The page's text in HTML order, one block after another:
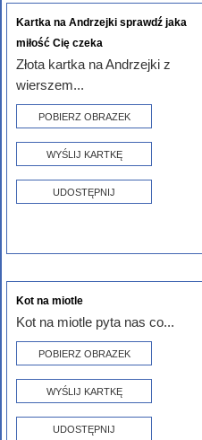
Kartka na Andrzejki sprawdź jaka
miłość Cię czeka
Złota kartka na Andrzejki z
wierszem...
POBIERZ OBRAZEK
WYŚLIJ KARTKĘ
UDOSTĘPNIJ
Kot na miotle
Kot na miotle pyta nas co...
POBIERZ OBRAZEK
WYŚLIJ KARTKĘ
UDOSTĘPNIJ